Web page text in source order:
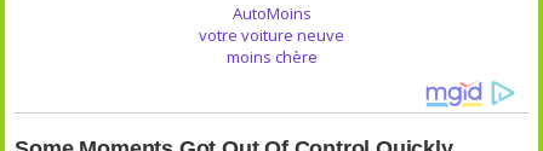
AutoMoins
votre voiture neuve
moins chère